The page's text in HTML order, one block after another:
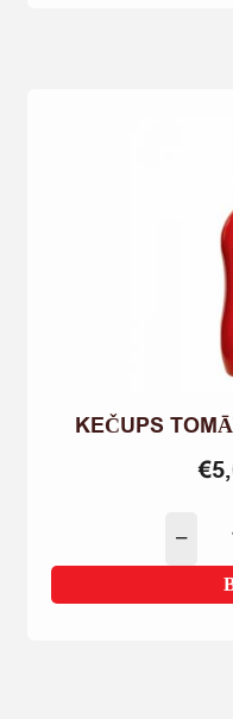
KEČUPS
€
−